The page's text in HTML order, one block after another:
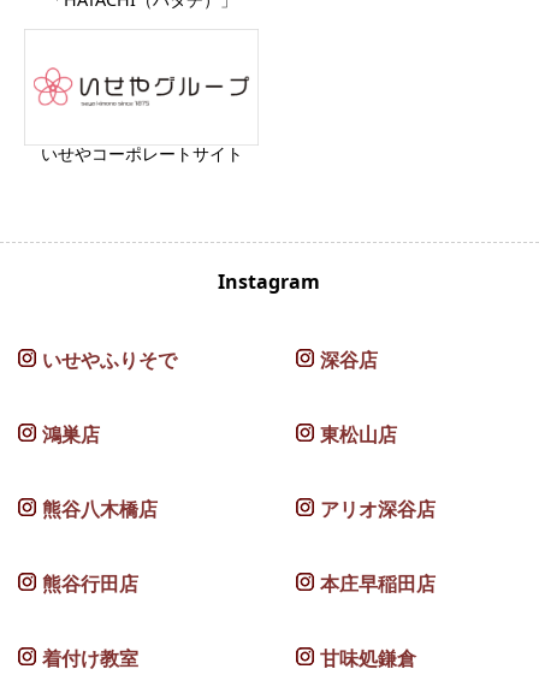
いせやコーポレートサイト
Instagram
いせやふりそで 深谷店
鴻巣店 東松山店
熊谷八木橋店 アリオ深谷店
熊谷行田店 本庄早稲田店
着付け教室
甘味処鎌倉